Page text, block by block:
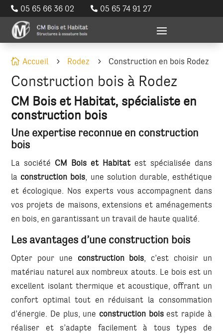
 05 65 66 36 02  05 65 74 91 27
 Accueil 5 Rodez 5 Construction en bois Rodez
Construction bois à Rodez
CM Bois et Habitat, spécialiste en
construction bois
Une expertise reconnue en construction
bois
La société CM Bois et Habitat est spécialisée dans
la construction bois, une solution durable, esthétique
et écologique. Nos experts vous accompagnent dans
vos projets de maisons, extensions et aménagements
en bois, en garantissant un travail de haute qualité.
Les avantages d’une construction bois
Opter pour une construction bois, c’est choisir un
matériau naturel aux nombreux atouts. Le bois est un
excellent isolant thermique et acoustique, offrant un
confort optimal tout en réduisant la consommation
d’énergie. De plus, une construction bois est rapide à
réaliser et s’adapte facilement à tous types de